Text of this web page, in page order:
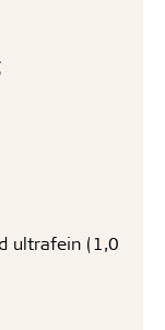
ultrafein (1,0